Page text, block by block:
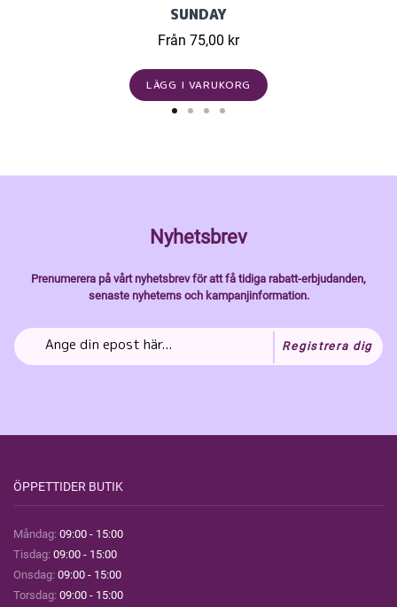
SUNDAY
Från 75,00 kr
LÄGG I VARUKORG
Nyhetsbrev
Prenumerera på vårt nyhetsbrev för att få tidiga rabatt-erbjudanden,
senaste nyheterns och kampanjinformation.
Registrera dig
ÖPPETTIDER BUTIK
Måndag: 09:00 - 15:00
Tisdag: 09:00 - 15:00
Onsdag: 09:00 - 15:00
Torsdag: 09:00 - 15:00